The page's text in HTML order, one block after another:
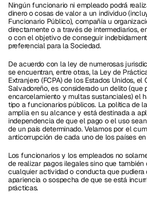
Ningún funcionario ni empleado podrá́
dinero o cosas de valor a un individuo
Funcionario Público), compañía u
directamente o a través de intermediarios,
o con el objetivo de conseguir
preferencial para la Sociedad.
De acuerdo con la ley de numerosas
se encuentran, entre otras, la Ley de
Extranjero (FCPA) de los Estados Unidos, el
Salvadoreño, es considerado un delito (que
encarcelamiento y multas sustanciales) el
tipo a funcionarios públicos. La política de
amplia en su alcance y está destinada a
independencia de que el pago o el uso
de un país determinado. Velamos por el
anticorrupción de cada uno de los países
Los funcionarios y los empleados no
de realizar pagos ilegales sino que
cualquier actividad o conducta que pudiera
apariencia o sospecha de que se está
prácticas.